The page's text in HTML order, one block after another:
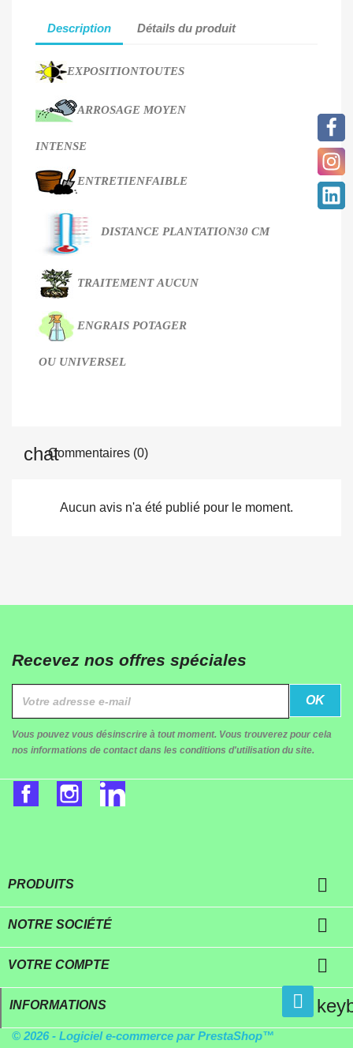
Description Détails du produit
EXPOSITIONTOUTES
ARROSAGE MOYEN
INTENSE
ENTRETIENFAIBLE
DISTANCE PLANTATION30 CM
TRAITEMENTAUCUN
ENGRAIS POTAGER
OU UNIVERSEL
Commentaires (0)
Aucun avis n'a été publié pour le moment.
Recevez nos offres spéciales
Vous pouvez vous désinscrire à tout moment. Vous trouverez pour cela
nos informations de contact dans les conditions d'utilisation du site.
FacebookInstagram
PRODUITS 
NOTRE SOCIÉTÉ 
VOTRE COMPTE 
INFORMATIONS
© 2026 - Logiciel e-commerce par PrestaShop™